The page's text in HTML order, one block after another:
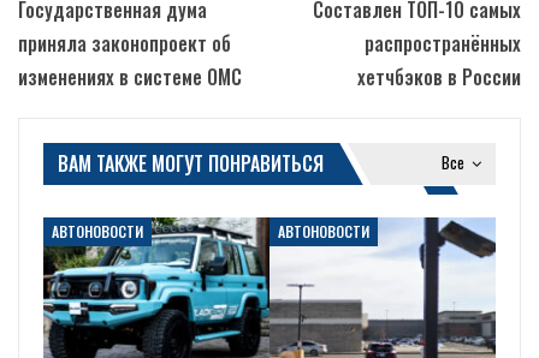
Государственная дума
приняла законопроект об
изменениях в системе ОМС
Составлен ТОП-10 самых
распространённых
хетчбэков в России
Все
ВАМ ТАКЖЕ МОГУТ ПОНРАВИТЬСЯ
АВТОНОВОСТИ АВТОНОВОСТИ